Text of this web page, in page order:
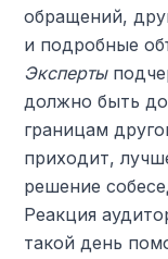
обращений,
и подробные
Эксперты
должно быть
границам
приходит,
решение
Реакция
такой день